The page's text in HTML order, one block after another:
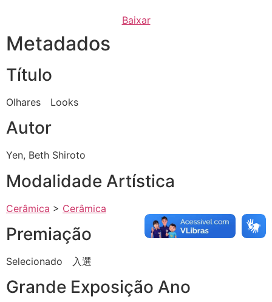
Baixar
Metadados
Título
Olhares Looks
Autor
Yen, Beth Shiroto
Modalidade Artística
Cerâmica > Cerâmica
Premiação
Selecionado 入選
Grande Exposição Ano